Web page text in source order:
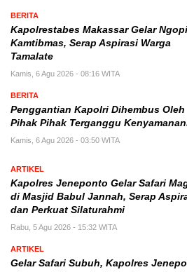
BERITA
Kapolrestabes Makassar Gelar Ngopi
Kamtibmas, Serap Aspirasi Warga
Tamalate
Kamis, 6 Agu 2026 - 08:16 WITA
BERITA
Penggantian Kapolri Dihembus Oleh
Pihak Pihak Terganggu
Kamis, 6 Agu 2026 - 03:50 WITA
ARTIKEL
Kapolres Jeneponto Gelar Safari
di Masjid Babul Jannah, Serap
dan Perkuat Silaturahmi
Rabu, 5 Agu 2026 - 15:32 WITA
ARTIKEL
Gelar Safari Subuh, Kapolres